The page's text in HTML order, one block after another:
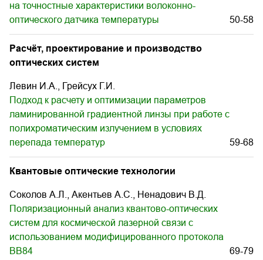
на точностные характеристики волоконно-
оптического датчика температуры
50-58
Расчёт, проектирование и производство
оптических систем
Левин И.А., Грейсух Г.И.
Подход к расчету и оптимизации параметров
ламинированной градиентной линзы при работе с
полихроматическим излучением в условиях
перепада температур
59-68
Квантовые оптические технологии
Соколов А.Л., Акентьев А.С., Ненадович В.Д.
Поляризационный анализ квантово-оптических
систем для космической лазерной связи с
использованием модифицированного протокола
BB84
69-79